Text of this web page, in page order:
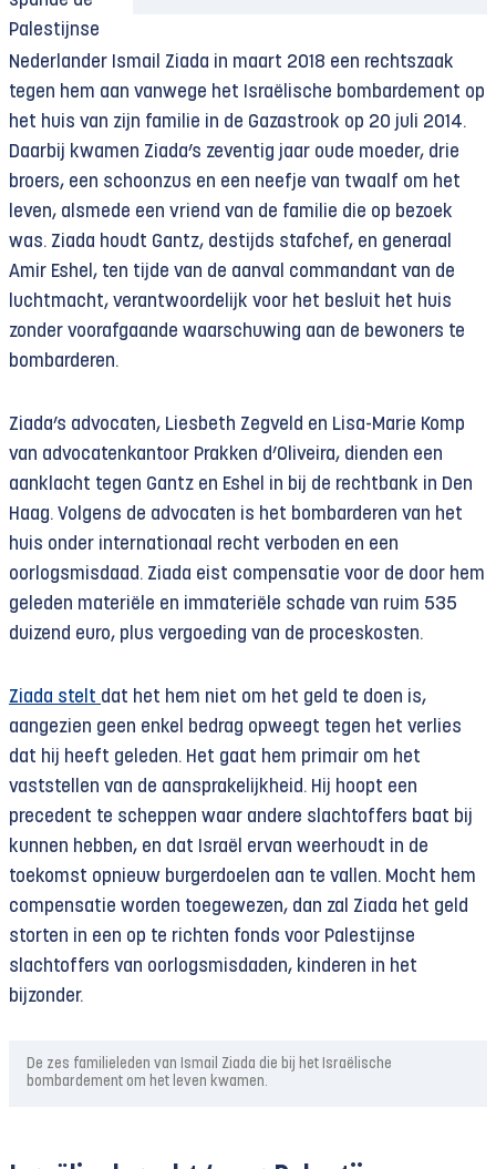
Palestijnse
Nederlander Ismail Ziada in maart 2018 een rechtszaak
tegen hem aan vanwege het Israëlische bombardement op
het huis van zijn familie in de Gazastrook op 20 juli 2014.
Daarbij kwamen Ziada’s zeventig jaar oude moeder, drie
broers, een schoonzus en een neefje van twaalf om het
leven, alsmede een vriend van de familie die op bezoek
was. Ziada houdt Gantz, destijds stafchef, en generaal
Amir Eshel, ten tijde van de aanval commandant van de
luchtmacht, verantwoordelijk voor het besluit het huis
zonder voorafgaande waarschuwing aan de bewoners te
bombarderen.
Ziada’s advocaten, Liesbeth Zegveld en Lisa-Marie Komp
van advocatenkantoor Prakken d’Oliveira, dienden een
aanklacht tegen Gantz en Eshel in bij de rechtbank in Den
Haag. Volgens de advocaten is het bombarderen van het
huis onder internationaal recht verboden en een
oorlogsmisdaad. Ziada eist compensatie voor de door hem
geleden materiële en immateriële schade van ruim 535
duizend euro, plus vergoeding van de proceskosten.
Ziada stelt dat het hem niet om het geld te doen is,
aangezien geen enkel bedrag opweegt tegen het verlies
dat hij heeft geleden. Het gaat hem primair om het
vaststellen van de aansprakelijkheid. Hij hoopt een
precedent te scheppen waar andere slachtoffers baat bij
kunnen hebben, en dat Israël ervan weerhoudt in de
toekomst opnieuw burgerdoelen aan te vallen. Mocht hem
compensatie worden toegewezen, dan zal Ziada het geld
storten in een op te richten fonds voor Palestijnse
slachtoffers van oorlogsmisdaden, kinderen in het
bijzonder.
De zes familieleden van Ismail Ziada die bij het Israëlische
bombardement om het leven kwamen.